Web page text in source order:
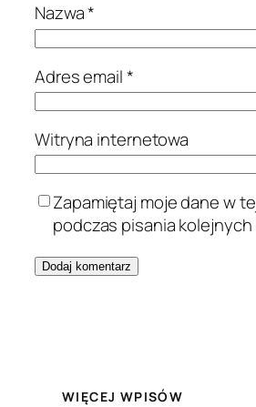
Nazwa*
Adres email*
Witryna internetowa
Zapamiętaj moje dane w
podczas pisania
WIĘCEJ WPISÓW